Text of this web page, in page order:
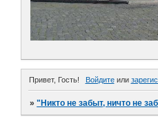
Привет, Гость! Войдитеили
»"Никто не забыт, ничто не